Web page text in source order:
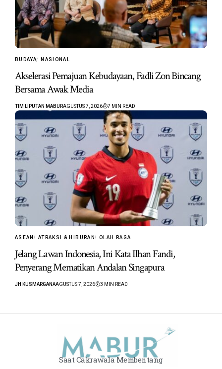
BUDAYA NASIONAL
Akselerasi Pemajuan Kebudayaan, Fadli Zon Bincang
Bersama Awak Media
TIM LIPUTAN MABURAGUSTUS 7, 2026 7 MIN READ
ASEAN ATRAKSI & HIBURAN OLAH RAGA
Jelang Lawan Indonesia, Ini Kata Ilhan Fandi,
Penyerang Mematikan Andalan Singapura
JH KUSMARGANAAGUSTUS 7, 2026 3 MIN READ
Saat Cakrawala Membentang